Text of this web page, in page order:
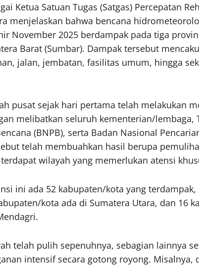
Ketua Satuan Tugas (Satgas) Percepatan
menjelaskan bahwa bencana
November 2025 berdampak pada tiga
Barat (Sumbar). Dampak tersebut
jalan, jembatan, fasilitas umum, hingga
pusat sejak hari pertama telah melakukan
melibatkan seluruh kementerian/lembaga,
(BNPB), serta Badan Nasional
telah membuahkan hasil berupa
wilayah yang memerlukan atensi
ini ada 52 kabupaten/kota yang terdampak,
kota ada di Sumatera Utara, dan 16
telah pulih sepenuhnya, sebagian lainnya
intensif secara gotong royong. Misalnya,